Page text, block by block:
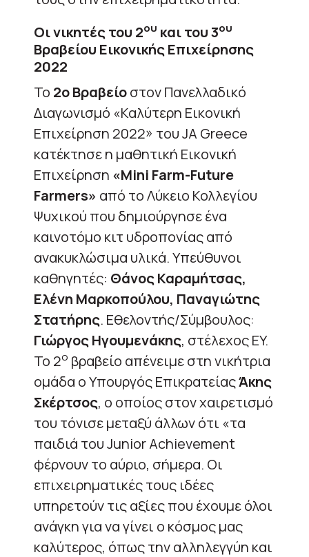
Οι νικητές του 2ου και του 3ου
Βραβείου Εικονικής Επιχείρησης
2022
To 2ο Βραβείοστον Πανελλαδικό
Διαγωνισμό «Καλύτερη Εικονική
Επιχείρηση 2022» του JA Greece
κατέκτησε η μαθητική Εικονική
Επιχείρηση «Mini Farm-Future
Farmers» από το Λύκειο Κολλεγίου
Ψυχικού που δημιούργησε ένα
καινοτόμο κιτ υδροπονίας από
ανακυκλώσιμα υλικά. Υπεύθυνοι
καθηγητές: Θάνος Καραμήτσας,
Ελένη Μαρκοπούλου, Παναγιώτης
Στατήρης. Εθελοντής/Σύμβουλος:
Γιώργος Ηγουμενάκης, στέλεχος ΕY.
Το 2ο βραβείο απένειμε στη νικήτρια
ομάδα ο Υπουργός ΕπικρατείαςΆκης
Σκέρτσος, ο οποίος στον χαιρετισμό
του τόνισε μεταξύ άλλων ότι «τα
παιδιά του Junior Achievement
φέρνουν το αύριο, σήμερα. Οι
επιχειρηματικές τους ιδέες
υπηρετούν τις αξίες που έχουμε όλοι
ανάγκη για να γίνει ο κόσμος μας
καλύτερος, όπως την αλληλεγγύη και